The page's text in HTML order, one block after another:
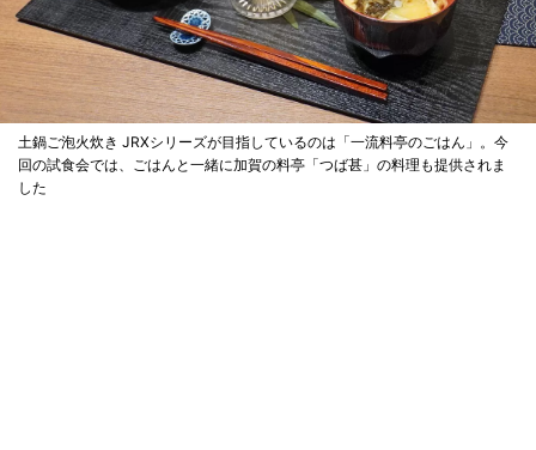
土鍋ご泡火炊き JRXシリーズが目指しているのは「一流料亭のごはん」。今
回の試食会では、ごはんと一緒に加賀の料亭「つば甚」の料理も提供されま
した